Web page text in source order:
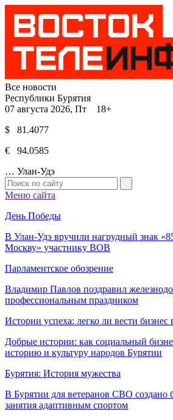
Все новости
Республики Бурятия
07 августа 2026, Пт 18+
$ 81.4077
€ 94.0585
… Улан-Удэ
Меню сайта
День Победы
В Улан-Удэ вручили нагрудный знак
Москву» участнику ВОВ
Парламентское обозрение
Владимир Павлов поздравил
профессиональным праздником
Истории успеха: легко ли вести бизнес
Добрые истории: как социальный
историю и культуру народов Бурятии
Бурятия: История мужества
В Бурятии для ветеранов СВО создано
занятия адаптивным спортом